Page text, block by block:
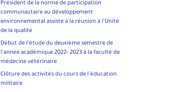
Président de la norme de participation
communautaire au développement
environnemental assiste à la réunion à l’Unité
de la qualité
Début de l’étude du deuxième semestre de
l’année académique 2022- 2023 à la faculté de
médecine vétérinaire
Clôture des activités du cours de l’éducation
militaire